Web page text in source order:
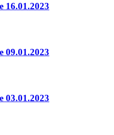
16.01.2023
09.01.2023
03.01.2023